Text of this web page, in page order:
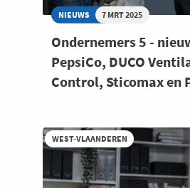
NIEUWS 7 MRT 2025
Ondernemers 5 -
PepsiCo, DUCO
Control, Sticomax en
WEST-VLAANDEREN